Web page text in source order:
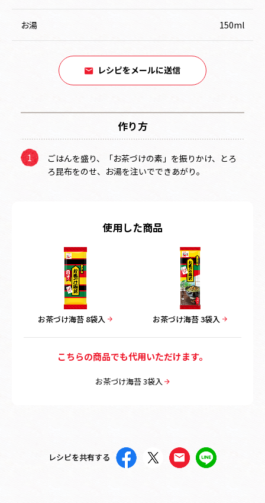
お湯 150ml
レシピをメールに送信
作り方
ごはんを盛り、「お茶づけの素」を振りかけ、とろ
ろ昆布をのせ、お湯を注いでできあがり。
使用した商品
お茶づけ海苔 8袋入 お茶づけ海苔 3袋入
こちらの商品でも代用いただけます。
お茶づけ海苔 3袋入
レシピを共有する